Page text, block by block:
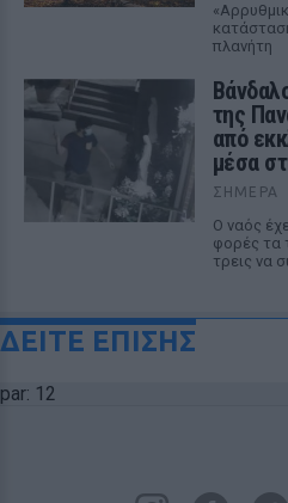
πλανήτη
της
από
μέσα
ΣΉΜΕΡΑ
Ο ναός
φορές τα
τρεις να
ΔΕΙΤΕ ΕΠΙΣΗΣ
par: 12